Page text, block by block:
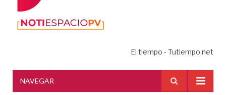
El tiempo - Tutiempo.net
NAVEGAR